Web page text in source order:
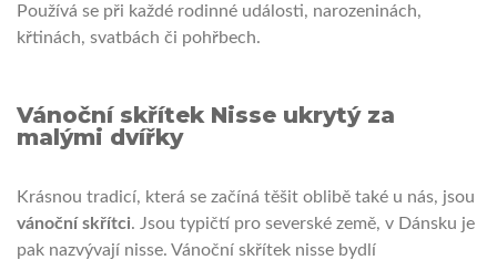
Používá se při každé rodinné události, narozeninách,
křtinách, svatbách či pohřbech.
Vánoční skřítek Nisse ukrytý za
malými dvířky
Krásnou tradicí, která se začíná těšit oblibě také u nás, jsou
vánoční skřítci. Jsou typičtí pro severské země, v Dánsku je
pak nazvývají nisse. Vánoční skřítek nisse bydlí